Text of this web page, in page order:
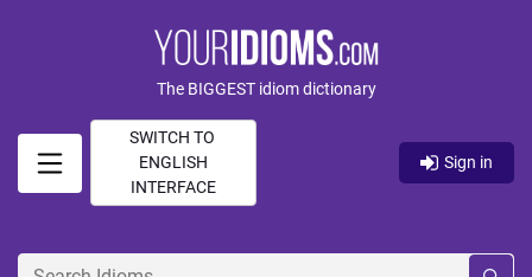
The BIGGEST idiom dictionary
SWITCH TO
ENGLISH
INTERFACE
Sign in